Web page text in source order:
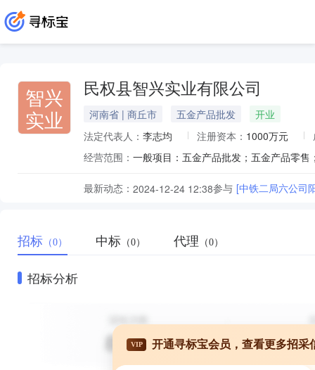
智兴
实业
民权县智兴实业有限公司
河南省 | 商丘市 五金产品批发
开业
法定代表人： 李志均 注册资本： 1000万元
经营范围：
最新动态： 2024-12-24 12:38参与 [中铁二局六公司
招标 （0） 中标 （0） 代理 （0）
招标分析
VIP 开通寻标宝会员，查看更多招采